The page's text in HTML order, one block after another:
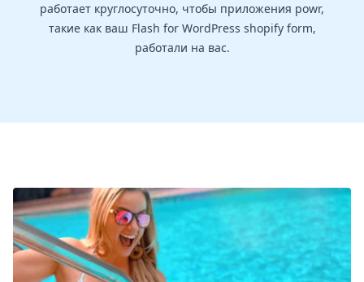
работает круглосуточно, чтобы приложения powr,
такие как ваш Flash for WordPress shopify form,
работали на вас.